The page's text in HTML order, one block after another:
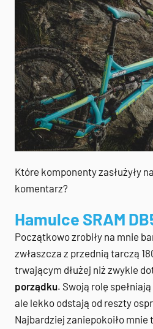
Które komponenty zasłużyły
komentarz?
Hamulce SRAM
Początkowo zrobiły na mnie
zwłaszcza z przednią tarczą
trwającym dłużej niż zwykle
porządku. Swoją rolę
ale lekko odstają od reszty
Najbardziej zaniepokoiło mnie